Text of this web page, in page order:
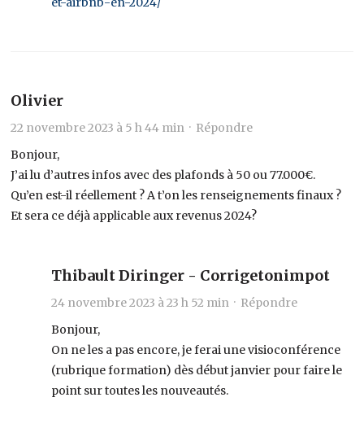
Olivier
22 novembre 2023 à 5 h 44 min · Répondre
Bonjour,
J’ai lu d’autres infos avec des plafonds à 50 ou 77.000€.
Qu’en est-il réellement ? A t’on les renseignements finaux ?
Et sera ce déjà applicable aux revenus 2024?
Thibault Diringer - Corrigetonimpot
24 novembre 2023 à 23 h 52 min · Répondre
Bonjour,
On ne les a pas encore, je ferai une visioconférence
(rubrique formation) dès début janvier pour faire le
point sur toutes les nouveautés.